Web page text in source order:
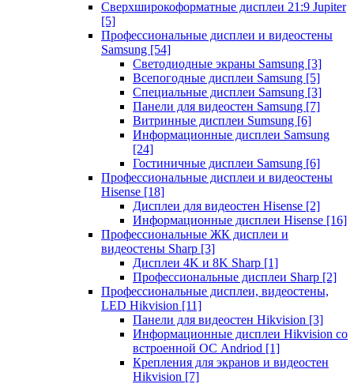
Сверхширокоформатные дисплеи 21:9 Jupiter
[5]
Профессиональные дисплеи и видеостены
Samsung [54]
Светодиодные экраны Samsung [3]
Всепогодные дисплеи Samsung [5]
Специальные дисплеи Samsung [3]
Панели для видеостен Samsung [7]
Витринные дисплеи Sumsung [6]
Информационные дисплеи Samsung
[24]
Гостиничные дисплеи Samsung [6]
Профессиональные дисплеи и видеостены
Hisense [18]
Дисплеи для видеостен Hisense [2]
Информационные дисплеи Hisense [16]
Профессиональные ЖК дисплеи и
видеостены Sharp [3]
Дисплеи 4K и 8K Sharp [1]
Профессиональные дисплеи Sharp [2]
Профессиональные дисплеи, видеостены,
LED Hikvision [11]
Панели для видеостен Hikvision [3]
Информационные дисплеи Hikvision со
встроенной ОС Andriod [1]
Крепления для экранов и видеостен
Hikvision [7]